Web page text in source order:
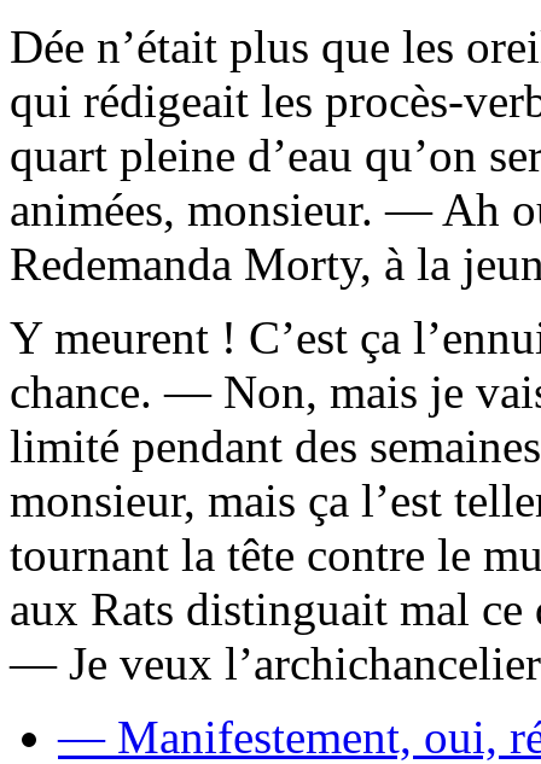
Dée n’était plus que les
qui rédigeait les procès-
quart pleine d’eau qu’on
animées, monsieur. — Ah
Redemanda Morty, à la
Y meurent ! C’est ça
chance. — Non, mais je
limité pendant des
monsieur, mais ça l’est
tournant la tête contre le
aux Rats distinguait mal
— Je veux
— Manifestement, oui,